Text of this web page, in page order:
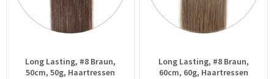
Long Lasting, #8 Braun,
50cm, 50g, Haartressen
Long Lasting, #8 Braun,
60cm, 60g, Haartressen